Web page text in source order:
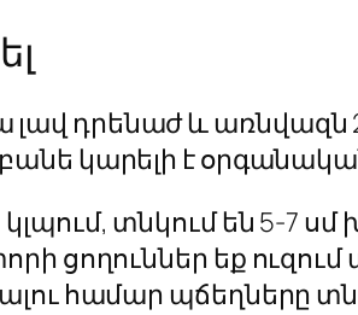
դրենաժ և առնվազն
կարելի է
տնկում են 5-7
ցողուններ եք
համար պճեղները